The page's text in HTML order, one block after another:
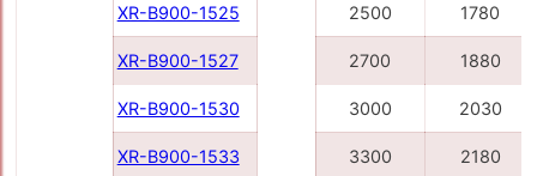
XR-B900-1525 2500 1780
XR-B900-1527 2700 1880
XR-B900-1530 3000 2030
XR-B900-1533 3300 2180